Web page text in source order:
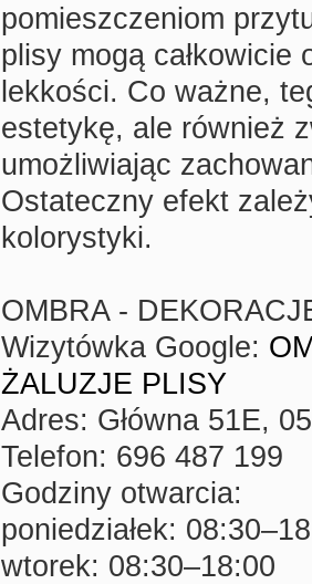
pomieszczeniom
plisy mogą
lekkości. Co ważne,
estetykę, ale również
umożliwiając
Ostateczny efekt
kolorystyki.
OMBRA -
Wizytówka Google:
ŻALUZJE PLISY
Adres: Główna 51E,
Telefon: 696 487 199
Godziny otwarcia:
poniedziałek:
wtorek: 08:30–18:00